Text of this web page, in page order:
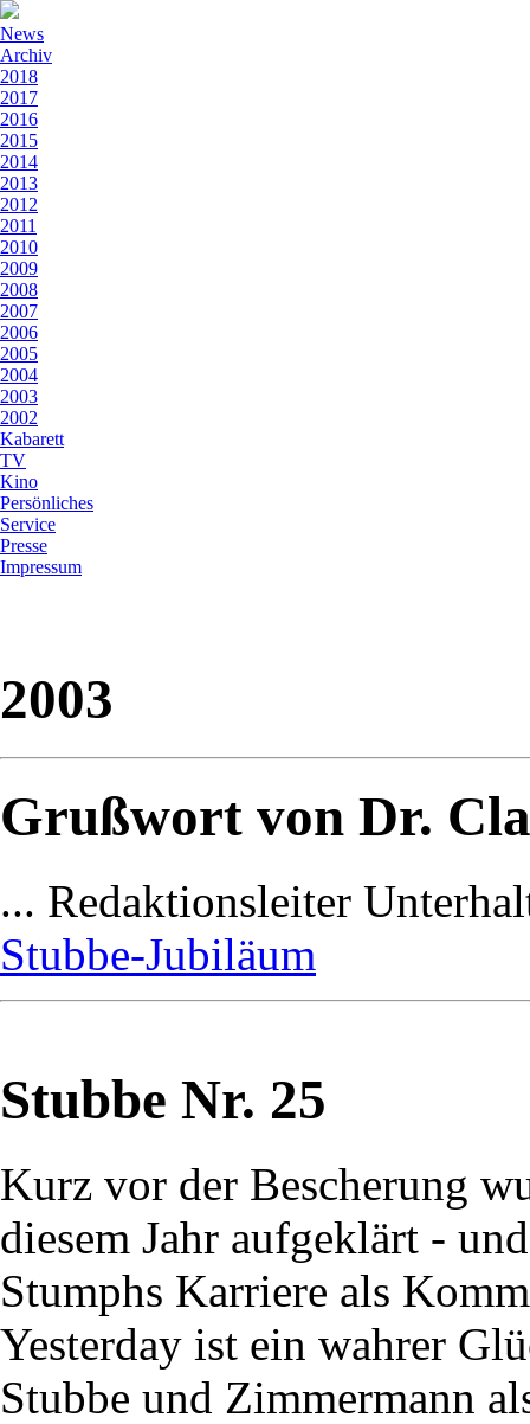
News
Archiv
2018
2017
2016
2015
2014
2013
2012
2011
2010
2009
2008
2007
2006
2005
2004
2003
2002
Kabarett
TV
Kino
Persönliches
Service
Presse
Impressum
2003
Grußwort von Dr.
... Redaktionsleiter
Stubbe-Jubiläum
Stubbe Nr. 25
Kurz vor der Bescherung
diesem Jahr aufgeklärt -
Stumphs Karriere als
Yesterday ist ein wahrer
Stubbe und Zimmermann